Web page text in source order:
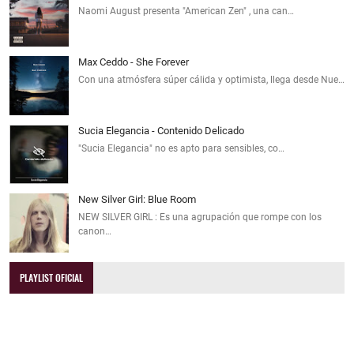
Naomi August presenta "American Zen" , una can…
Max Ceddo - She Forever
Con una atmósfera súper cálida y optimista, llega desde Nue…
Sucia Elegancia - Contenido Delicado
"Sucia Elegancia" no es apto para sensibles, co…
New Silver Girl: Blue Room
NEW SILVER GIRL : Es una agrupación que rompe con los
canon…
PLAYLIST OFICIAL